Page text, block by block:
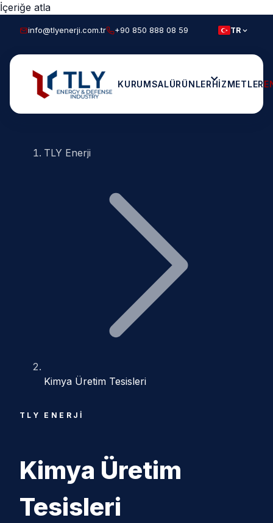
İçeriğe atla
info@tlyenerji.com.tr +90 850 888 08 59 TR
KURUMSALÜRÜNLERHIZMETLER
TLY Enerji
Kimya Üretim Tesisleri
TLY ENERJI
Kimya Üretim
Tesisleri